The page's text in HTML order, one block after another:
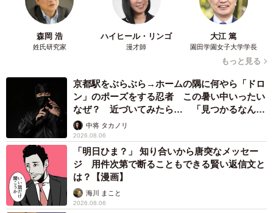
森岡 浩
姓氏研究家
ハイヒール・リンゴ
漫才師
大江 篤
園田学園女子大学学長
もっと見る
京都駅をぶらぶら→ホームの隅に何やら「ドロ
ン」のポーズをする忍者 この暑い中いったい
なぜ？ 近づいてみたら… 「見つかるなんて
未熟」中将 タカノリ
2026.08.06
「明日ひま？」 知り合いから唐突なメッセー
ジ 用件次第で断ることもできる賢い返信文と
は？【漫画】
海川 まこと
2026.08.06